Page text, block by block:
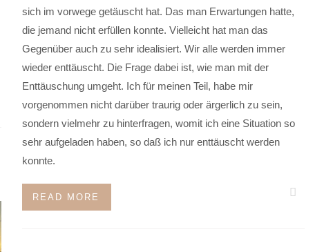
sich im vorwege getäuscht hat. Das man Erwartungen hatte,
die jemand nicht erfüllen konnte. Vielleicht hat man das
Gegenüber auch zu sehr idealisiert. Wir alle werden immer
wieder enttäuscht. Die Frage dabei ist, wie man mit der
Enttäuschung umgeht. Ich für meinen Teil, habe mir
vorgenommen nicht darüber traurig oder ärgerlich zu sein,
sondern vielmehr zu hinterfragen, womit ich eine Situation so
sehr aufgeladen haben, so daß ich nur enttäuscht werden
konnte.
READ MORE